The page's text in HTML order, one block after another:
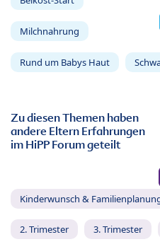
Milchnahrung
Rund um Babys Haut
Zu diesen Themen haben
andere Eltern Erfahrungen
im HiPP Forum geteilt
Kinderwunsch &
2. Trimester 3. Trimester